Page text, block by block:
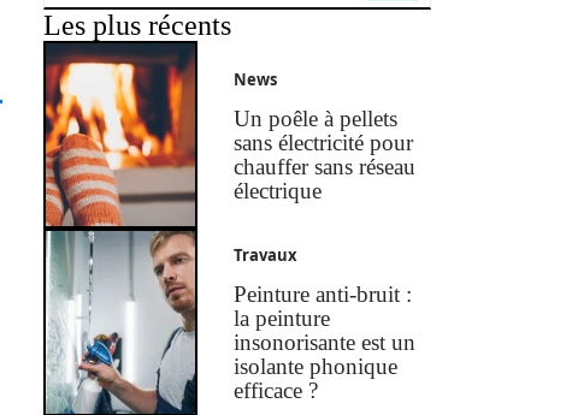
Les plus récents
News
Un poêle à pellets
sans électricité pour
chauffer sans réseau
électrique
Travaux
Peinture anti-bruit :
la peinture
insonorisante est un
isolante phonique
efficace ?